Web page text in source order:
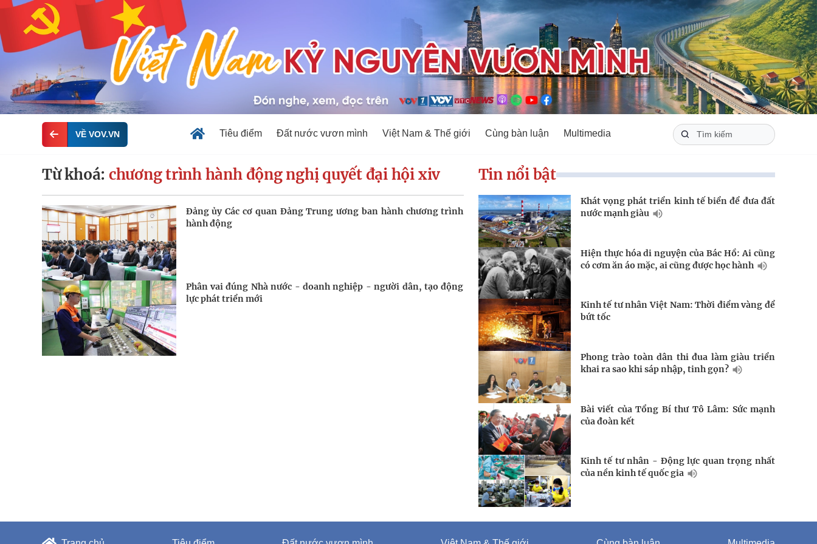
VỀ VOV.VN Tiêu điểm Đất nước vươn mình Việt Nam & Thế giới Cùng bàn luận Multimedia
Từ khoá: chương trình hành động nghị quyết đại hội xiv
Đảng ủy Các cơ quan Đảng Trung ương ban hành chương trình
hành động
Phân vai đúng Nhà nước - doanh nghiệp - người dân, tạo động
lực phát triển mới
Tin nổi bật
Khát vọng phát triển kinh tế biển để đưa đất
nước mạnh giàu
Hiện thực hóa di nguyện của Bác Hồ: Ai cũng
có cơm ăn áo mặc, ai cũng được học hành
Kinh tế tư nhân Việt Nam: Thời điểm vàng để
bứt tốc
Phong trào toàn dân thi đua làm giàu triển
khai ra sao khi sáp nhập, tinh gọn?
Bài viết của Tổng Bí thư Tô Lâm: Sức mạnh
của đoàn kết
Kinh tế tư nhân - Động lực quan trọng nhất
của nền kinh tế quốc gia